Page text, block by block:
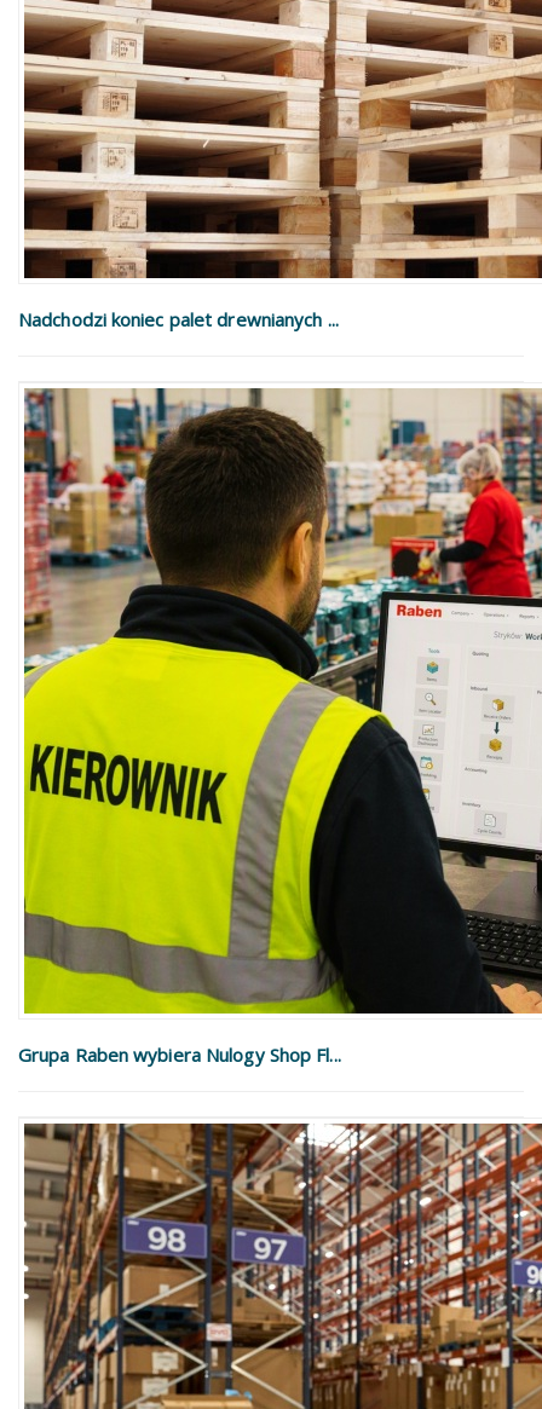
Nadchodzi koniec palet drewnianych ...
Grupa Raben wybiera Nulogy Shop Fl...